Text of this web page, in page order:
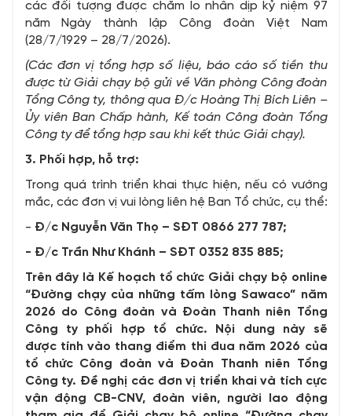
các đối tượng được chăm lo nhân dịp kỷ niệm 97
năm Ngày thành lập Công đoàn Việt Nam
(28/7/1929 – 28/7/2026).
(Các đơn vị tổng hợp số liệu, báo cáo số tiền thu
được từ Giải chạy bộ gửi về Văn phòng Công đoàn
Tổng Công ty, thông qua Đ/c Hoàng Thị Bích Liên –
Ủy viên Ban Chấp hành, Kế toán Công đoàn Tổng
Công ty để tổng hợp sau khi kết thúc Giải chạy).
3. Phối hợp, hỗ trợ:
Trong quá trình triển khai thực hiện, nếu có vướng
mắc, các đơn vị vui lòng liên hệ Ban Tổ chức, cụ thể:
- Đ/c Nguyễn Văn Thọ – SĐT 0866 277 787;
- Đ/c Trần Như Khánh – SĐT 0352 835 885;
Trên đây là Kế hoạch tổ chức Giải chạy bộ online
“Đường chạy của những tấm lòng Sawaco” năm
2026 do Công đoàn và Đoàn Thanh niên Tổng
Công ty phối hợp tổ chức. Nội dung này sẽ
được tính vào thang điểm thi đua năm 2026 của
tổ chức Công đoàn và Đoàn Thanh niên Tổng
Công ty. Đề nghị các đơn vị triển khai và tích cực
vận động CB-CNV, đoàn viên, người lao động